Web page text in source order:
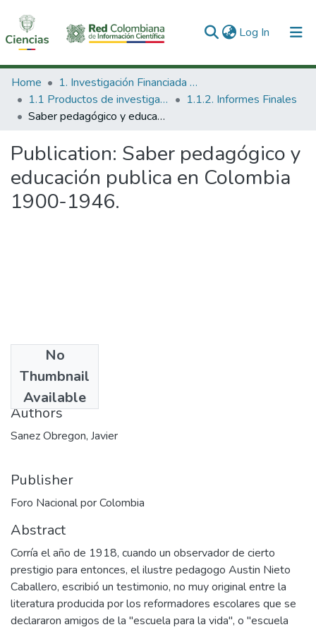
Log In (current)
Communities & Collections
All of DSpace
Home
1. Investigación Financiada con Recursos Públicos
1.1 Productos de investigación
1.1.2. Informes Finales
Saber pedagógico y educación publica en Colombia 1900-1946.
Publication: Saber pedagógico y
educación publica en Colombia
1900-1946.
No
Thumbnail
Available
1993-08
Authors
Sanez Obregon, Javier
Publisher
Foro Nacional por Colombia
Abstract
Corría el año de 1918, cuando un observador de cierto
prestigio para entonces, el ilustre pedagogo Austin Nieto
Caballero, escribió un testimonio, no muy original entre la
literatura producida por los reformadores escolares que se
declararon amigos de la "escuela para la vida", o "escuela